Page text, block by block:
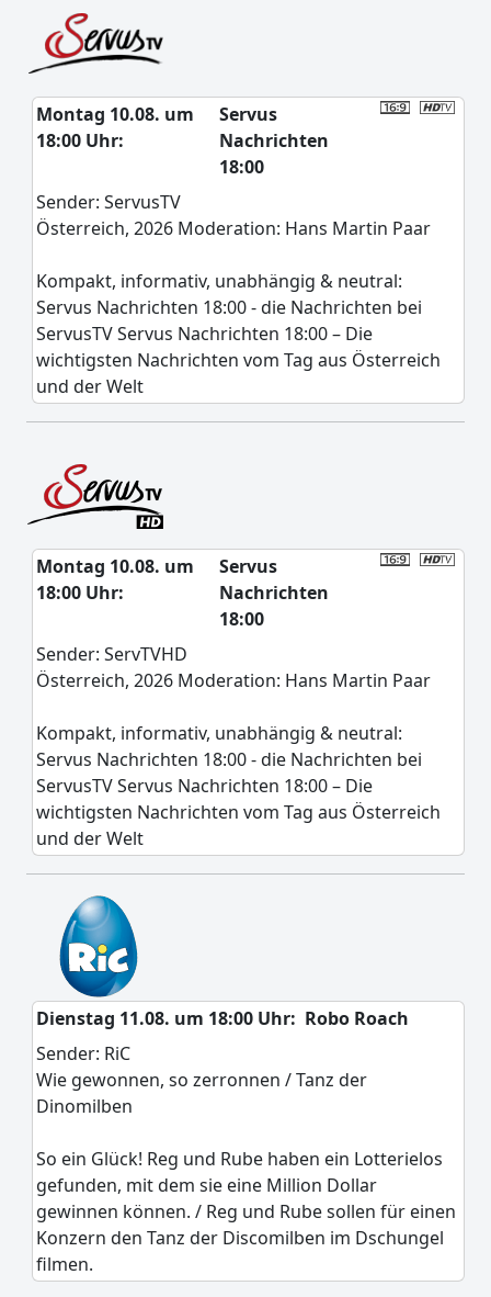
Montag 10.08. um
18:00 Uhr:
Servus
Nachrichten
18:00
Sender: ServusTV
Österreich, 2026 Moderation: Hans Martin Paar
Kompakt, informativ, unabhängig & neutral:
Servus Nachrichten 18:00 - die Nachrichten bei
ServusTV Servus Nachrichten 18:00 – Die
wichtigsten Nachrichten vom Tag aus Österreich
und der Welt
Montag 10.08. um
18:00 Uhr:
Servus
Nachrichten
18:00
Sender: ServTVHD
Österreich, 2026 Moderation: Hans Martin Paar
Kompakt, informativ, unabhängig & neutral:
Servus Nachrichten 18:00 - die Nachrichten bei
ServusTV Servus Nachrichten 18:00 – Die
wichtigsten Nachrichten vom Tag aus Österreich
und der Welt
Dienstag 11.08. um 18:00 Uhr: Robo Roach
Sender: RiC
Wie gewonnen, so zerronnen / Tanz der
Dinomilben
So ein Glück! Reg und Rube haben ein Lotterielos
gefunden, mit dem sie eine Million Dollar
gewinnen können. / Reg und Rube sollen für einen
Konzern den Tanz der Discomilben im Dschungel
filmen.